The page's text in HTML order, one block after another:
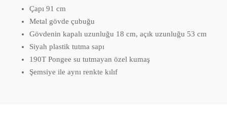
Çapı 91 cm
Metal gövde çubuğu
Gövdenin kapalı uzunluğu 18 cm, açık uzunluğu 53 cm
Siyah plastik tutma sapı
190T Pongee su tutmayan özel kumaş
Şemsiye ile aynı renkte kılıf